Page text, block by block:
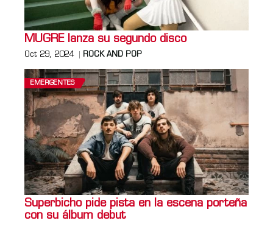
MUGRE lanza su segundo disco
Oct 29, 2024 ROCK AND POP
EMERGENTES
Superbicho pide pista en la escena porteña
con su álbum debut